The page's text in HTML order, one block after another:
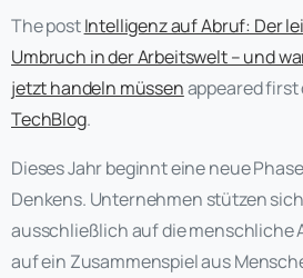
The postIntelligenz auf Abruf: Der
Umbruch in der Arbeitswelt – und
jetzt handeln müssenappeared first
TechBlog.
Dieses Jahr beginnt eine neue
Denkens. Unternehmen stützen
ausschließlich auf die menschliche
auf ein Zusammenspiel aus